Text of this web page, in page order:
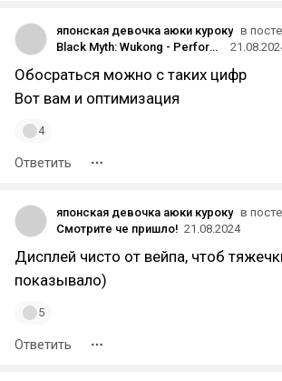
японская девочка аюки куроку в посте
Black Myth: Wukong - Performance Benchmark Review
Обосраться можно с таких цифр
Вот вам и оптимизация
4
Ответить
японская девочка аюки куроку в посте
Смотрите че пришло! 21.08.2024
Дисплей чисто от вейпа, чтоб
показывало)
5
Ответить